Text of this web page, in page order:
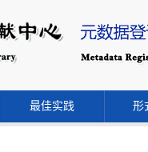
最佳实践 形